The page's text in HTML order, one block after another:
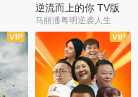
逆流而上的你 TV版
马丽潘粤明逆袭人生
全35集